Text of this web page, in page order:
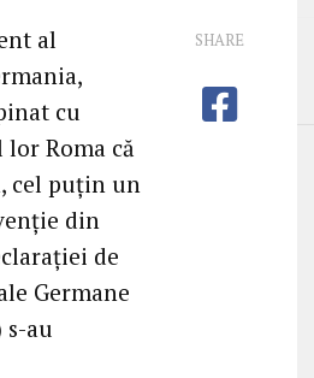
al
cu
Roma că
cel puțin un
din
de
Germane
au
SHARE